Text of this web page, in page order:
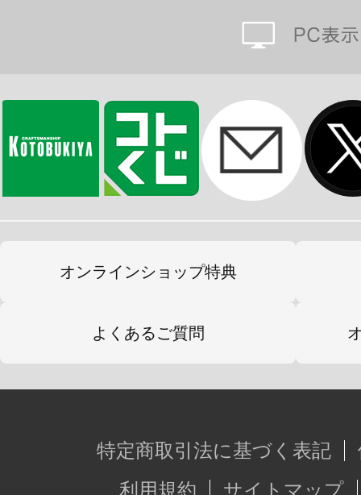
オンラインショップ特典
よくあるご質問
特定商取引法に基づく表記
利用規約
サイトマップ